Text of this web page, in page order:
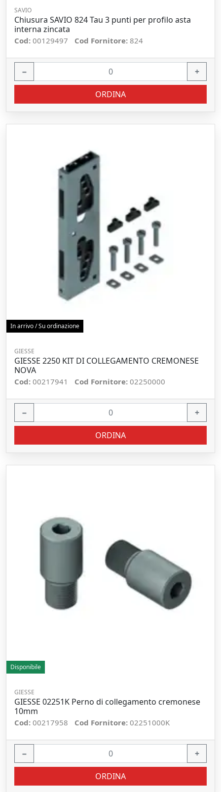
SAVIO
Chiusura SAVIO 824 Tau 3 punti per profilo asta
interna zincata
Cod: 00129497 Cod Fornitore: 824
− +
ORDINA
In arrivo / Su ordinazione
GIESSE
GIESSE 2250 KIT DI COLLEGAMENTO CREMONESE
NOVA
Cod: 00217941 Cod Fornitore: 02250000
− +
ORDINA
Disponibile
GIESSE
GIESSE 02251K Perno di collegamento cremonese
10mm
Cod: 00217958 Cod Fornitore: 02251000K
− +
ORDINA